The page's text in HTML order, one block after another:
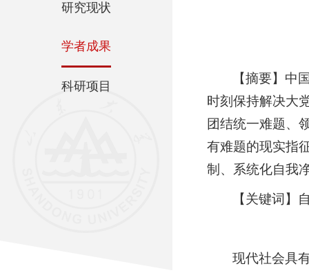
研究现状
学者成果
科研项目
【摘要】中
时刻保持解决大
团结统一难题、
有难题的现实指
制、系统化自我
【关键词】
现代社会具